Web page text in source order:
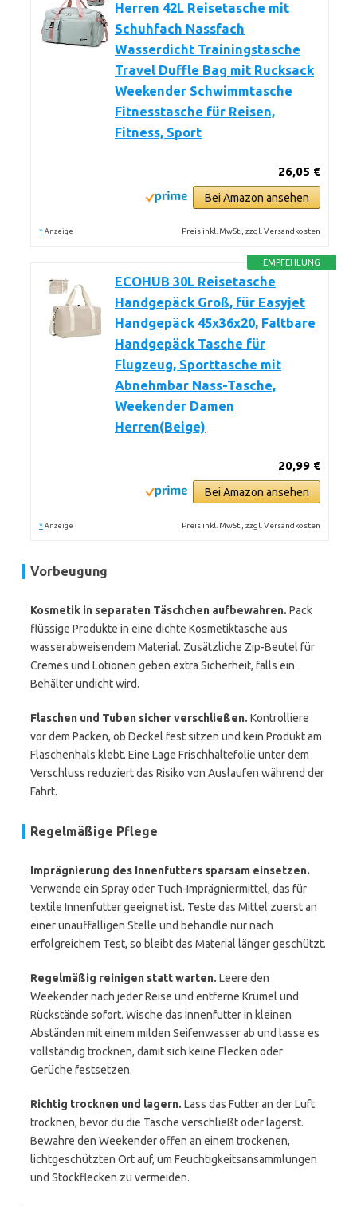
Herren 42L Reisetasche mit
Schuhfach Nassfach
Wasserdicht Trainingstasche
Travel Duffle Bag mit Rucksack
Weekender Schwimmtasche
Fitnesstasche für Reisen,
Fitness, Sport
26,05 €
Bei Amazon ansehen
* Anzeige Preis inkl. MwSt., zzgl. Versandkosten
EMPFEHLUNG
ECOHUB 30L Reisetasche
Handgepäck Groß, für Easyjet
Handgepäck 45x36x20, Faltbare
Handgepäck Tasche für
Flugzeug, Sporttasche mit
Abnehmbar Nass-Tasche,
Weekender Damen
Herren(Beige)
20,99 €
Bei Amazon ansehen
* Anzeige Preis inkl. MwSt., zzgl. Versandkosten
Vorbeugung
Kosmetik in separaten Täschchen aufbewahren. Pack
flüssige Produkte in eine dichte Kosmetiktasche aus
wasserabweisendem Material. Zusätzliche Zip-Beutel für
Cremes und Lotionen geben extra Sicherheit, falls ein
Behälter undicht wird.
Flaschen und Tuben sicher verschließen. Kontrolliere
vor dem Packen, ob Deckel fest sitzen und kein Produkt am
Flaschenhals klebt. Eine Lage Frischhaltefolie unter dem
Verschluss reduziert das Risiko von Auslaufen während der
Fahrt.
Regelmäßige Pflege
Imprägnierung des Innenfutters sparsam einsetzen.
Verwende ein Spray oder Tuch-Imprägniermittel, das für
textile Innenfutter geeignet ist. Teste das Mittel zuerst an
einer unauffälligen Stelle und behandle nur nach
erfolgreichem Test, so bleibt das Material länger geschützt.
Regelmäßig reinigen statt warten. Leere den
Weekender nach jeder Reise und entferne Krümel und
Rückstände sofort. Wische das Innenfutter in kleinen
Abständen mit einem milden Seifenwasser ab und lasse es
vollständig trocknen, damit sich keine Flecken oder
Gerüche festsetzen.
Richtig trocknen und lagern. Lass das Futter an der Luft
trocknen, bevor du die Tasche verschließt oder lagerst.
Bewahre den Weekender offen an einem trockenen,
lichtgeschützten Ort auf, um Feuchtigkeitsansammlungen
und Stockflecken zu vermeiden.